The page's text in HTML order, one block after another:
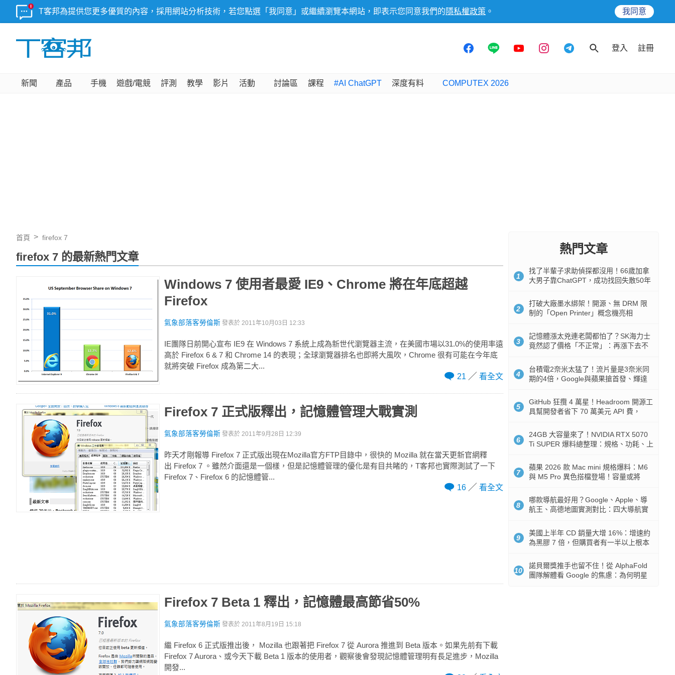
T客邦為提供您更多優質的內容，採用網站分析技術，若您點選「我同意」或繼續瀏覽本網站，即表示您同意我們的 隱私權政策 。 我同意
登入 註冊
新聞 產品 手機 遊戲/電競 評測 教學 影片 活動 討論區 課程 #AI ChatGPT 深度有料 COMPUTEX 2026
首頁 firefox 7
firefox 7 的最新熱門文章
Windows 7 使用者最愛 IE9、Chrome 將在年底超越
Firefox
氣象部落客勞倫斯 發表於 2011年10月03日 12:33
IE團隊日前開心宣布 IE9 在 Windows 7 系統上成為新世代瀏覽器主流，在美國市場以31.0%的使用率遠
高於 Firefox 6 & 7 和 Chrome 14 的表現；全球瀏覽器排名也即將大風吹，Chrome 很有可能在今年底
就將突破 Firefox 成為第二大...
21
看全文
Firefox 7 正式版釋出，記憶體管理大戰實測
氣象部落客勞倫斯 發表於 2011年9月28日 12:39
昨天才剛報導 Firefox 7 正式版出現在Mozilla官方FTP目錄中，很快的 Mozilla 就在當天更新官網釋
出 Firefox 7 。雖然介面還是一個樣，但是記憶體管理的優化是有目共睹的，T客邦也實際測試了一下
Firefox 7、Firefox 6 的記憶體管...
16
看全文
Firefox 7 Beta 1 釋出，記憶體最高節省50%
氣象部落客勞倫斯 發表於 2011年8月19日 15:18
繼 Firefox 6 正式版推出後， Mozilla 也跟著把 Firefox 7 從 Aurora 推進到 Beta 版本。如果先前有下載
Firefox 7 Aurora、或今天下載 Beta 1 版本的使用者，觀察後會發現記憶體管理明有長足進步，Mozilla
開發...
熱門文章
1
找了半輩子求助偵探都沒用！66歲加拿
大男子靠ChatGPT，成功找回失散50年
2
打破大廠墨水綁架！開源、無 DRM 限
制的「Open Printer」概念機亮相
3
記憶體漲太兇連老闆都怕了？SK海力士
竟然認了價格「不正常」：再漲下去不
4
台積電2奈米太猛了！流片量是3奈米同
期的4倍，Google與蘋果搶首發、輝達
5
GitHub 狂攬 4 萬星！Headroom 開源工
具幫開發者省下 70 萬美元 API 費，
6
24GB 大容量來了！NVIDIA RTX 5070
Ti SUPER 爆料總整理：規格、功耗、上
7
蘋果 2026 款 Mac mini 規格爆料：M6
與 M5 Pro 異色搭檔登場！容量或將
8
哪款導航最好用？Google、Apple、導
航王、高德地圖實測對比：四大導航實
9
美國上半年 CD 銷量大增 16%：增速約
為黑膠 7 倍，但購買者有一半以上根本
10
諾貝爾獎推手也留不住！從 AlphaFold
團隊解體看 Google 的焦慮：為何明星